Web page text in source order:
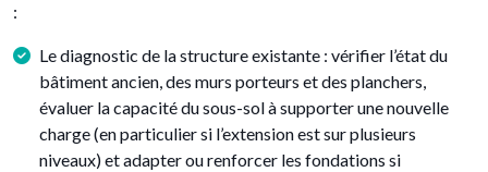
:
Le diagnostic de la structure existante : vérifier l’état du
bâtiment ancien, des murs porteurs et des planchers,
évaluer la capacité du sous-sol à supporter une nouvelle
charge (en particulier si l’extension est sur plusieurs
niveaux) et adapter ou renforcer les fondations si